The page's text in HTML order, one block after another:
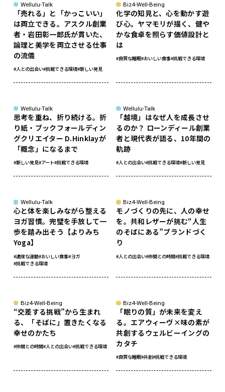
Wellulu-Talk
「売れる」と「かっこいい」
は両立できる。アスクル創業
者・岩田彰一郎氏が貫いた、
論理と美学を両立させる仕事
の流儀
#人との出会い#挑戦できる環境#新しい発見
Biz4-Well-Being
化学の知見と、心を動かす遊
び心。ヤマモリが描く、健や
かな食卓を照らす価値設計と
は
#良質な睡眠#おいしい食事#挑戦できる環境
Wellulu-Talk
思考を重ね、折り続ける。折
り紙・ブックフォールディン
グクリエイター D.Hinklayが
「概念」になるまで
#新しい発見#アート#挑戦できる環境
Wellulu-Talk
「越境」はなぜ人を成長させ
るのか？ ローンディール創業
者と現代表が語る、10年間の
軌跡
#人との出会い#挑戦できる環境#新しい発見
Wellulu-Talk
心と体を楽しみながら整える
ヨガ習慣。完璧を手放して一
歩を踏み出そう【よりみち
Yoga】
#適度な運動#おいしい食事#ヨガ
#挑戦できる環境
Biz4-Well-Being
モノづくりの先に、人の幸せ
を。共和レザーが挑む“人生
のそばにある”ブランドづく
り
#人との出会い#仲間との時間#挑戦できる環境
Biz4-Well-Being
“交差する挑戦”から生まれ
る、「そばに」置きたくなる
幸せのかたち
#仲間との時間#人との出会い#挑戦できる環境
Biz4-Well-Being
「眠りの質」が未来を変え
る。エアウィーヴ×味の素が
共創するウェルビーイングの
カタチ
#良質な睡眠#共創#挑戦できる環境